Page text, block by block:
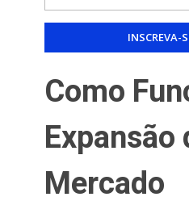
Como
Expansão
Mercado